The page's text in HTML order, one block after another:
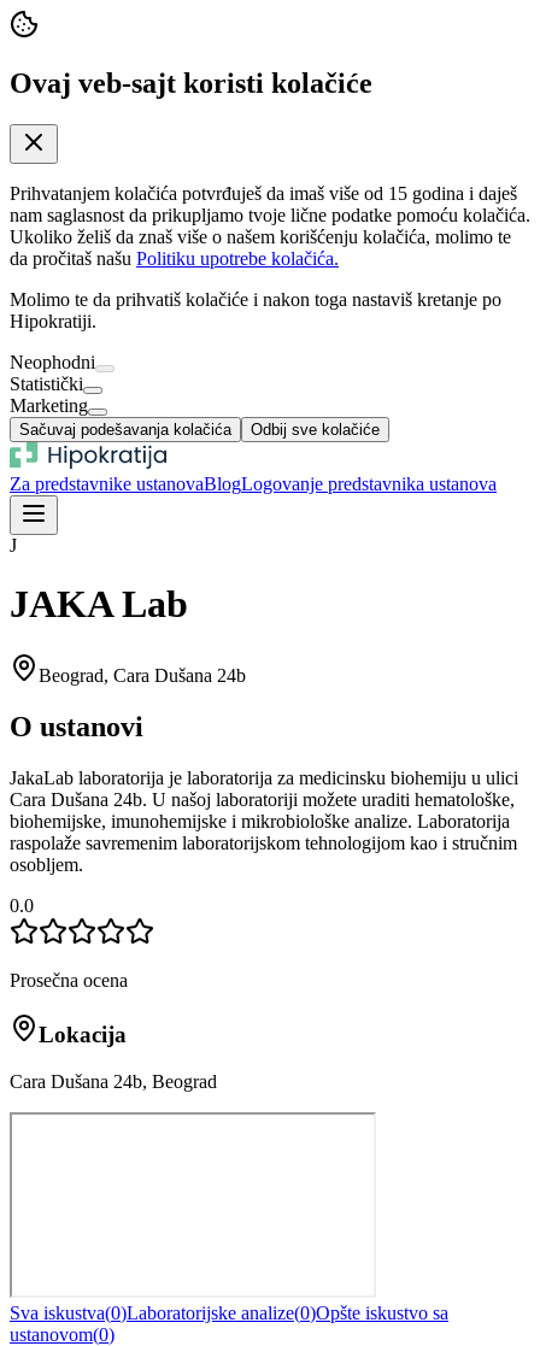
Ovaj veb-sajt koristi kolačiće
Prihvatanjem kolačića potvrđuješ da imaš više od 15 godina i daješ
nam saglasnost da prikupljamo tvoje lične podatke pomoću kolačića.
Ukoliko želiš da znaš više o našem korišćenju kolačića, molimo te
da pročitaš našu Politiku upotrebe kolačića.
Molimo te da prihvatiš kolačiće i nakon toga nastaviš kretanje po
Hipokratiji.
Neophodni
Statistički
Marketing
Sačuvaj podešavanja kolačića Odbij sve kolačiće
Za predstavnike ustanovaBlogLogovanje predstavnika ustanova
J
JAKA Lab
Beograd, Cara Dušana 24b
O ustanovi
JakaLab laboratorija je laboratorija za medicinsku biohemiju u ulici
Cara Dušana 24b. U našoj laboratoriji možete uraditi hematološke,
biohemijske, imunohemijske i mikrobiološke analize. Laboratorija
raspolaže savremenim laboratorijskom tehnologijom kao i stručnim
osobljem.
0.0
Prosečna ocena
Lokacija
Cara Dušana 24b, Beograd
Sva iskustva(0)Laboratorijske analize(0)Opšte iskustvo sa
ustanovom(0)